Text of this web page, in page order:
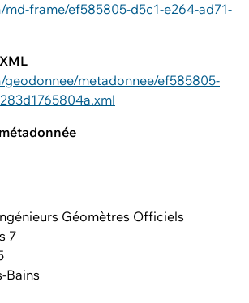
frame/ef585805-d5c1-e264-ad71-
metadonnee/ef585805-
Géomètres Officiels
7
Bains